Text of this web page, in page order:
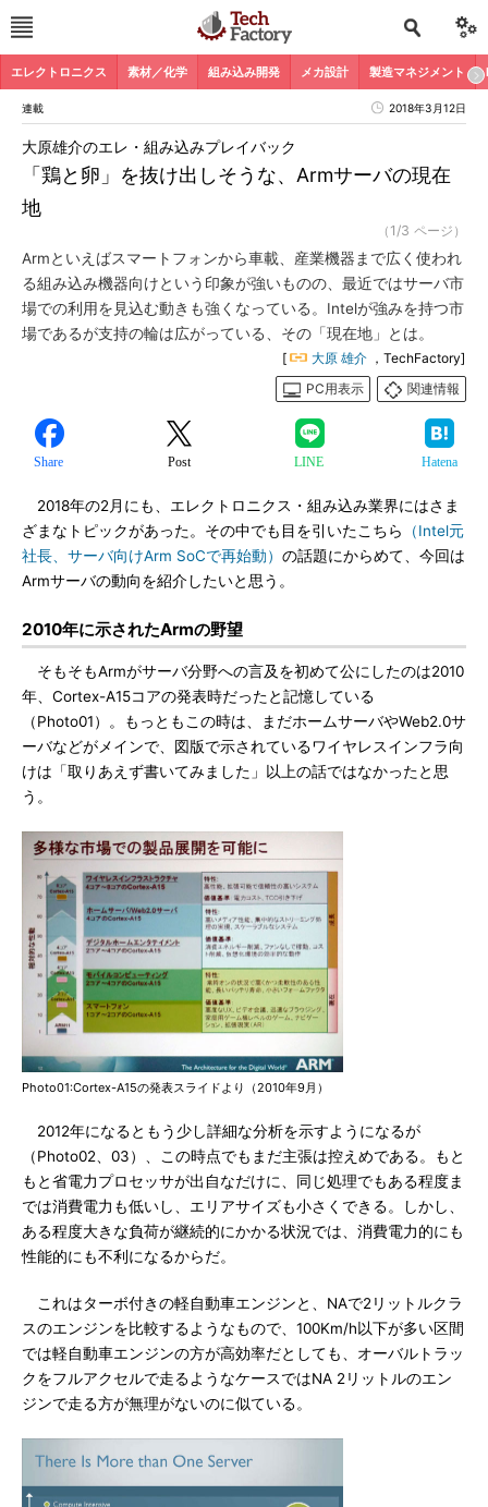
エレクトロニクス 素材／化学 組み込み開発 メカ設計 製造マネジメント
連載 2018年3月12日
「鶏と卵」を抜け出しそうな、Armサーバの現在
地
大原雄介のエレ・組み込みプレイバック
（1/3 ページ）
Armといえばスマートフォンから車載、産業機器まで広く使われ
る組み込み機器向けという印象が強いものの、最近ではサーバ市
場での利用を見込む動きも強くなっている。Intelが強みを持つ市
場であるが支持の輪は広がっている、その「現在地」とは。
[ 大原 雄介 ，TechFactory]
PC用表示
関連情報
Share Post LINE Hatena
2018年の2月にも、エレクトロニクス・組み込み業界にはさま
ざまなトピックがあった。その中でも目を引いたこちら
（Intel元
社長、サーバ向けArm SoCで再始動） の話題にからめて、今回は
Armサーバの動向を紹介したいと思う。
2010年に示されたArmの野望
そもそもArmがサーバ分野への言及を初めて公にしたのは2010
年、Cortex-A15コアの発表時だったと記憶している
（Photo01）。もっともこの時は、まだホームサーバやWeb2.0サ
ーバなどがメインで、図版で示されているワイヤレスインフラ向
けは「取りあえず書いてみました」以上の話ではなかったと思
う。
Photo01:Cortex-A15の発表スライドより（2010年9月）
2012年になるともう少し詳細な分析を示すようになるが
（Photo02、03）、この時点でもまだ主張は控えめである。もと
もと省電力プロセッサが出自なだけに、同じ処理でもある程度ま
では消費電力も低いし、エリアサイズも小さくできる。しかし、
ある程度大きな負荷が継続的にかかる状況では、消費電力的にも
性能的にも不利になるからだ。
これはターボ付きの軽自動車エンジンと、NAで2リットルクラ
スのエンジンを比較するようなもので、100Km/h以下が多い区間
では軽自動車エンジンの方が高効率だとしても、オーバルトラッ
クをフルアクセルで走るようなケースではNA 2リットルのエン
ジンで走る方が無理がないのに似ている。